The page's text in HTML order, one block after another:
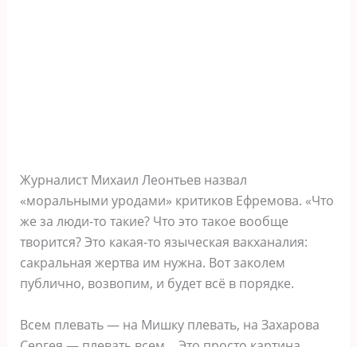
Журналист Михаил Леонтьев назвал
«моральными уродами» критиков Ефремова. «Что
же за люди-то такие? Что это такое вообще
творится? Это какая-то языческая вакханалия:
сакральная жертва им нужна. Вот заколем
публично, возвопим, и будет всё в порядке.
Всем плевать — на Мишку плевать, на Захарова